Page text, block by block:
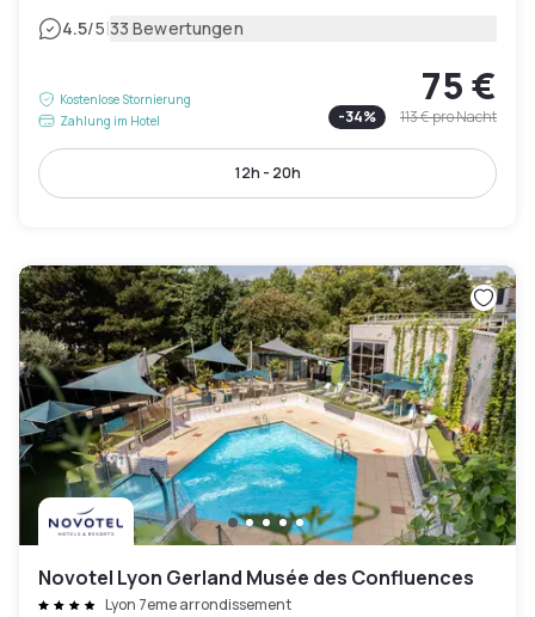
4.5/5|33 Bewertungen
Kostenlose Stornierung
Zahlung im Hotel
75 €
-34% 113 €pro Nacht
12h - 20h
Novotel Lyon Gerland Musée des Confluences
Lyon 7eme arrondissement